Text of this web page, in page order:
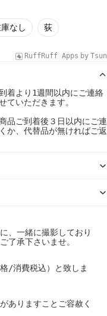
なし 荻
RuffRuff Apps by Tsun
着より1週間以内にご連絡
ていただきます。
品ご到着後３日以内にご連
か、代替品が無ければご返
、一緒に撮影しており
了承下さいませ。
/消費税込）と致しま
ありますことご容赦く